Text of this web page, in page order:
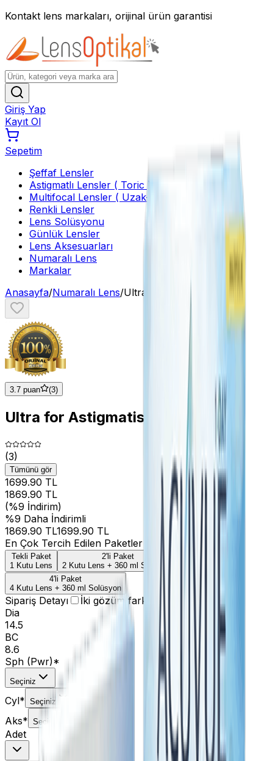
Kontakt lens markaları, orijinal ürün garantisi
Giriş Yap
Kayıt Ol
Sepetim
Şeffaf Lensler
Astigmatlı Lensler ( Toric )
Multifocal Lensler ( Uzak-Yakın )
Renkli Lensler
Lens Solüsyonu
Günlük Lensler
Lens Aksesuarları
Numaralı Lens
Markalar
Anasayfa/Numaralı Lens/Ultra for Astigmatism
3.7 puan (3)
Ultra for Astigmatism
(3)
Tümünü gör
1699.90 TL
1869.90 TL
(%9 İndirim)
%9 Daha İndirimli
1869.90 TL1699.90 TL
En Çok Tercih Edilen Paketler
Tekli Paket
1 Kutu Lens
2'li Paket
2 Kutu Lens + 360 ml Solüsyon
4'li Paket
4 Kutu Lens + 360 ml Solüsyon
Sipariş Detayı
İki gözüm farklı
Dia
14.5
BC
8.6
Sph (Pwr)*
Seçiniz
Cyl* Seçiniz
Aks* Seçiniz
Adet